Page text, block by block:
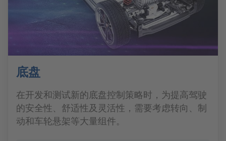
底盘
在开发和测试新的底盘控制策略时，为提高驾驶
的安全性、舒适性及灵活性，需要考虑转向、制
动和车轮悬架等大量组件。